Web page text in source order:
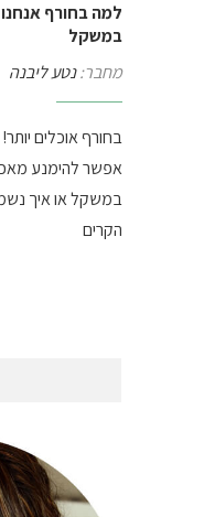
למה בחורף אנחנו
במשקל
מחבר:נטע ליבנה
בחורף אוכלים
אפשר להימנע
במשקל או איך
הקרים